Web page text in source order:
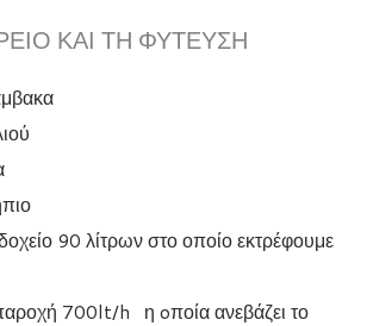
ΚΑΙ ΤΗ ΦΎΤΕΥΣΗ
90 λίτρων στο οποίο εκτρέφουμε
700lt/h η oποία ανεβάζει το